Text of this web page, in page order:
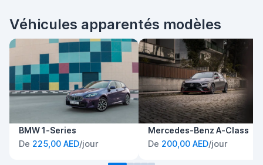
Véhicules apparentés modèles
BMW 1-Series
De 225,00 AED/jour
Mercedes-Benz A-Class
De 200,00 AED/jour